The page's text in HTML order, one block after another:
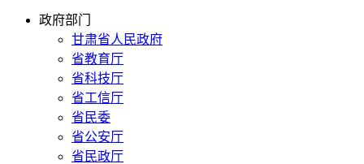
政府部门
甘肃省人民政府
省教育厅
省科技厅
省工信厅
省民委
省公安厅
省民政厅